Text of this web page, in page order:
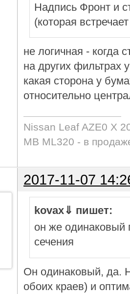
Надпись Фронт и
(которая
не логичная - когда
на других фильтрах
какая сторона у
относительно
Nissan Leaf AZE0 X
MB ML320 - в
2017-11-07
kovax⇓ пишет:
он же одинаковый
сечения
Он одинаковый, да.
обоих краев) и